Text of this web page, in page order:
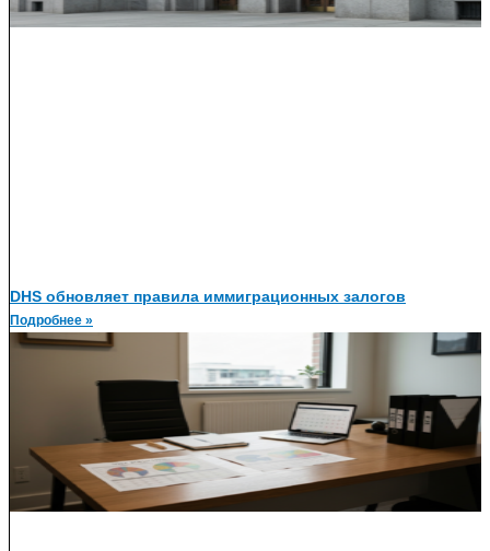
DHS обновляет правила иммиграционных залогов
Подробнее »